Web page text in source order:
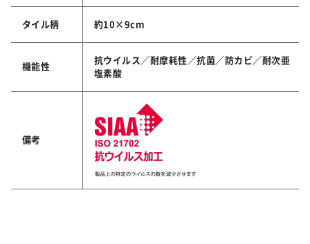
タイル柄 約10×9cm
機能性
抗ウイルス／耐摩耗性／抗菌／防カビ／耐次亜
塩素酸
備考